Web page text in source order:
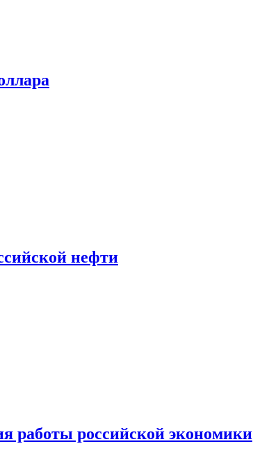
нефти
работы российской экономики